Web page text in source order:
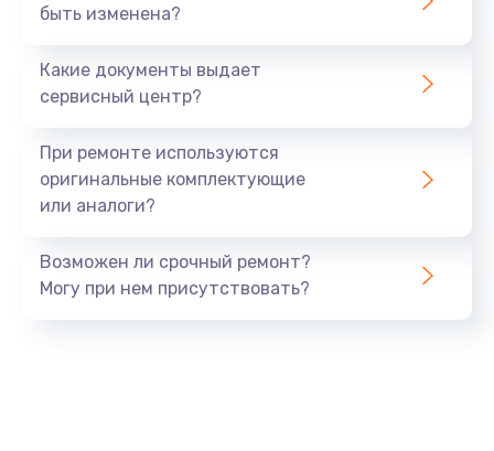
быть изменена?
Какие документы выдает
сервисный центр?
При ремонте используются
оригинальные комплектующие
или аналоги?
Возможен ли срочный ремонт?
Могу при нем присутствовать?